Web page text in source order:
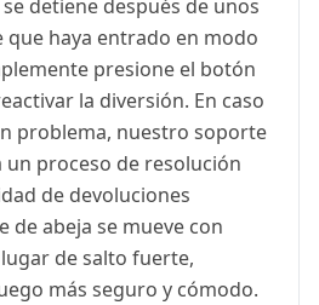
detiene después de unos
que haya entrado en modo
presione el botón
la diversión. En caso
problema, nuestro soporte
proceso de resolución
de devoluciones
de abeja se mueve con
de salto fuerte,
más seguro y cómodo.